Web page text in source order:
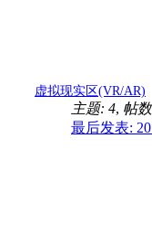
虚拟现实区(VR/AR)
主题: 4, 帖
最后发表: